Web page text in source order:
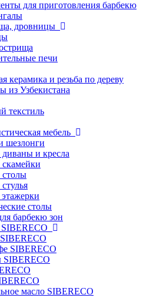
для приготовления барбекю
дровницы
печи
керамика и резьба по дереву
из Узбекистана
текстиль
мебель
шезлонги
и кресла
столы
барбекю зон
SIBERECO
SIBERECO
масло SIBERECO